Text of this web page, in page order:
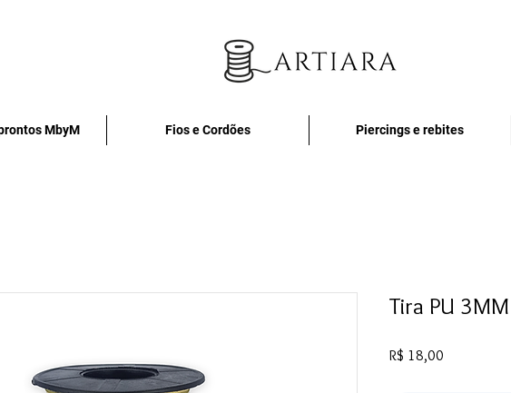
MbyM Fios e Cordões Piercings e rebites
Tira PU
R$ 18,00